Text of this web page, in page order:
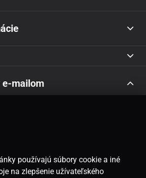
e-mailom
používajú súbory cookie a iné
na zlepšenie užívateľského